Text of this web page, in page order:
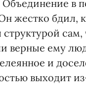
Объединение в
жестко бдил,
сам,
верные ему
и
выходит